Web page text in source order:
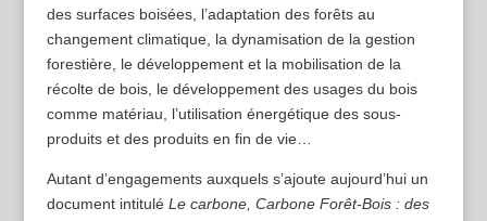
des surfaces boisées, l’adaptation des forêts au
changement climatique, la dynamisation de la gestion
forestière, le développement et la mobilisation de la
récolte de bois, le développement des usages du bois
comme matériau, l’utilisation énergétique des sous-
produits et des produits en fin de vie…
Autant d’engagements auxquels s’ajoute aujourd’hui un
document intitulé Le carbone, Carbone Forêt-Bois : des